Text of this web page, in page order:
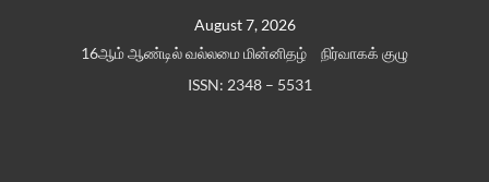
August 7, 2026
16ஆம் ஆண்டில் வல்லமை மின்னிதழ்
நிர்வாகக் குழு
ISSN: 2348 – 5531